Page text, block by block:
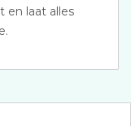
en laat alles